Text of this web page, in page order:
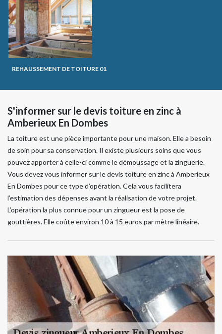
REHAUSSEMENT DE TOITURE 01
S'informer sur le devis toiture en zinc à
Amberieux En Dombes
La toiture est une pièce importante pour une maison. Elle a besoin
de soin pour sa conservation. Il existe plusieurs soins que vous
pouvez apporter à celle-ci comme le démoussage et la zinguerie.
Vous devez vous informer sur le devis toiture en zinc à Amberieux
En Dombes pour ce type d’opération. Cela vous facilitera
l’estimation des dépenses avant la réalisation de votre projet.
L’opération la plus connue pour un zingueur est la pose de
gouttières. Elle coûte environ 10 à 15 euros par mètre linéaire.